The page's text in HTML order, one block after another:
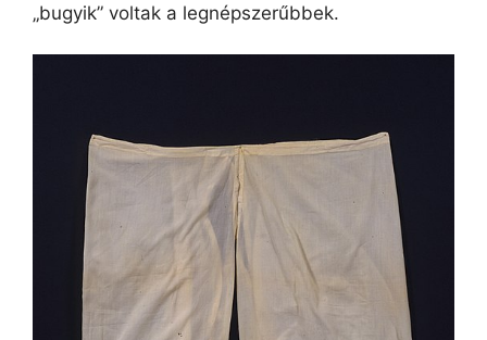
„bugyik” voltak a legnépszerűbbek.